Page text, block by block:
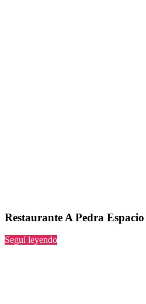
Restaurante A Pedra
Seguí leyendo“A